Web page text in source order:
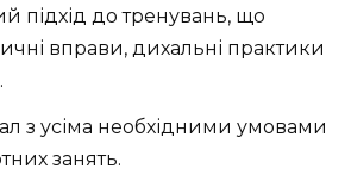
підхід до тренувань, що
вправи, дихальні практики
з усіма необхідними умовами
занять.